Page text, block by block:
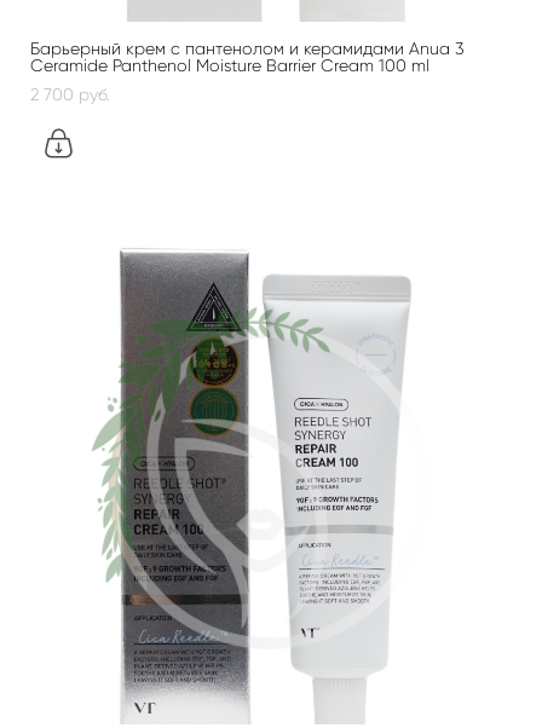
Барьерный крем с пантенолом и керамидами Anua 3
Ceramide Panthenol Moisture Barrier Cream 100 ml
2 700 pуб.